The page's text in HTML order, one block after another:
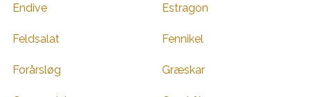
Endive Estragon
Feldsalat Fennikel
Forårsløg Græskar